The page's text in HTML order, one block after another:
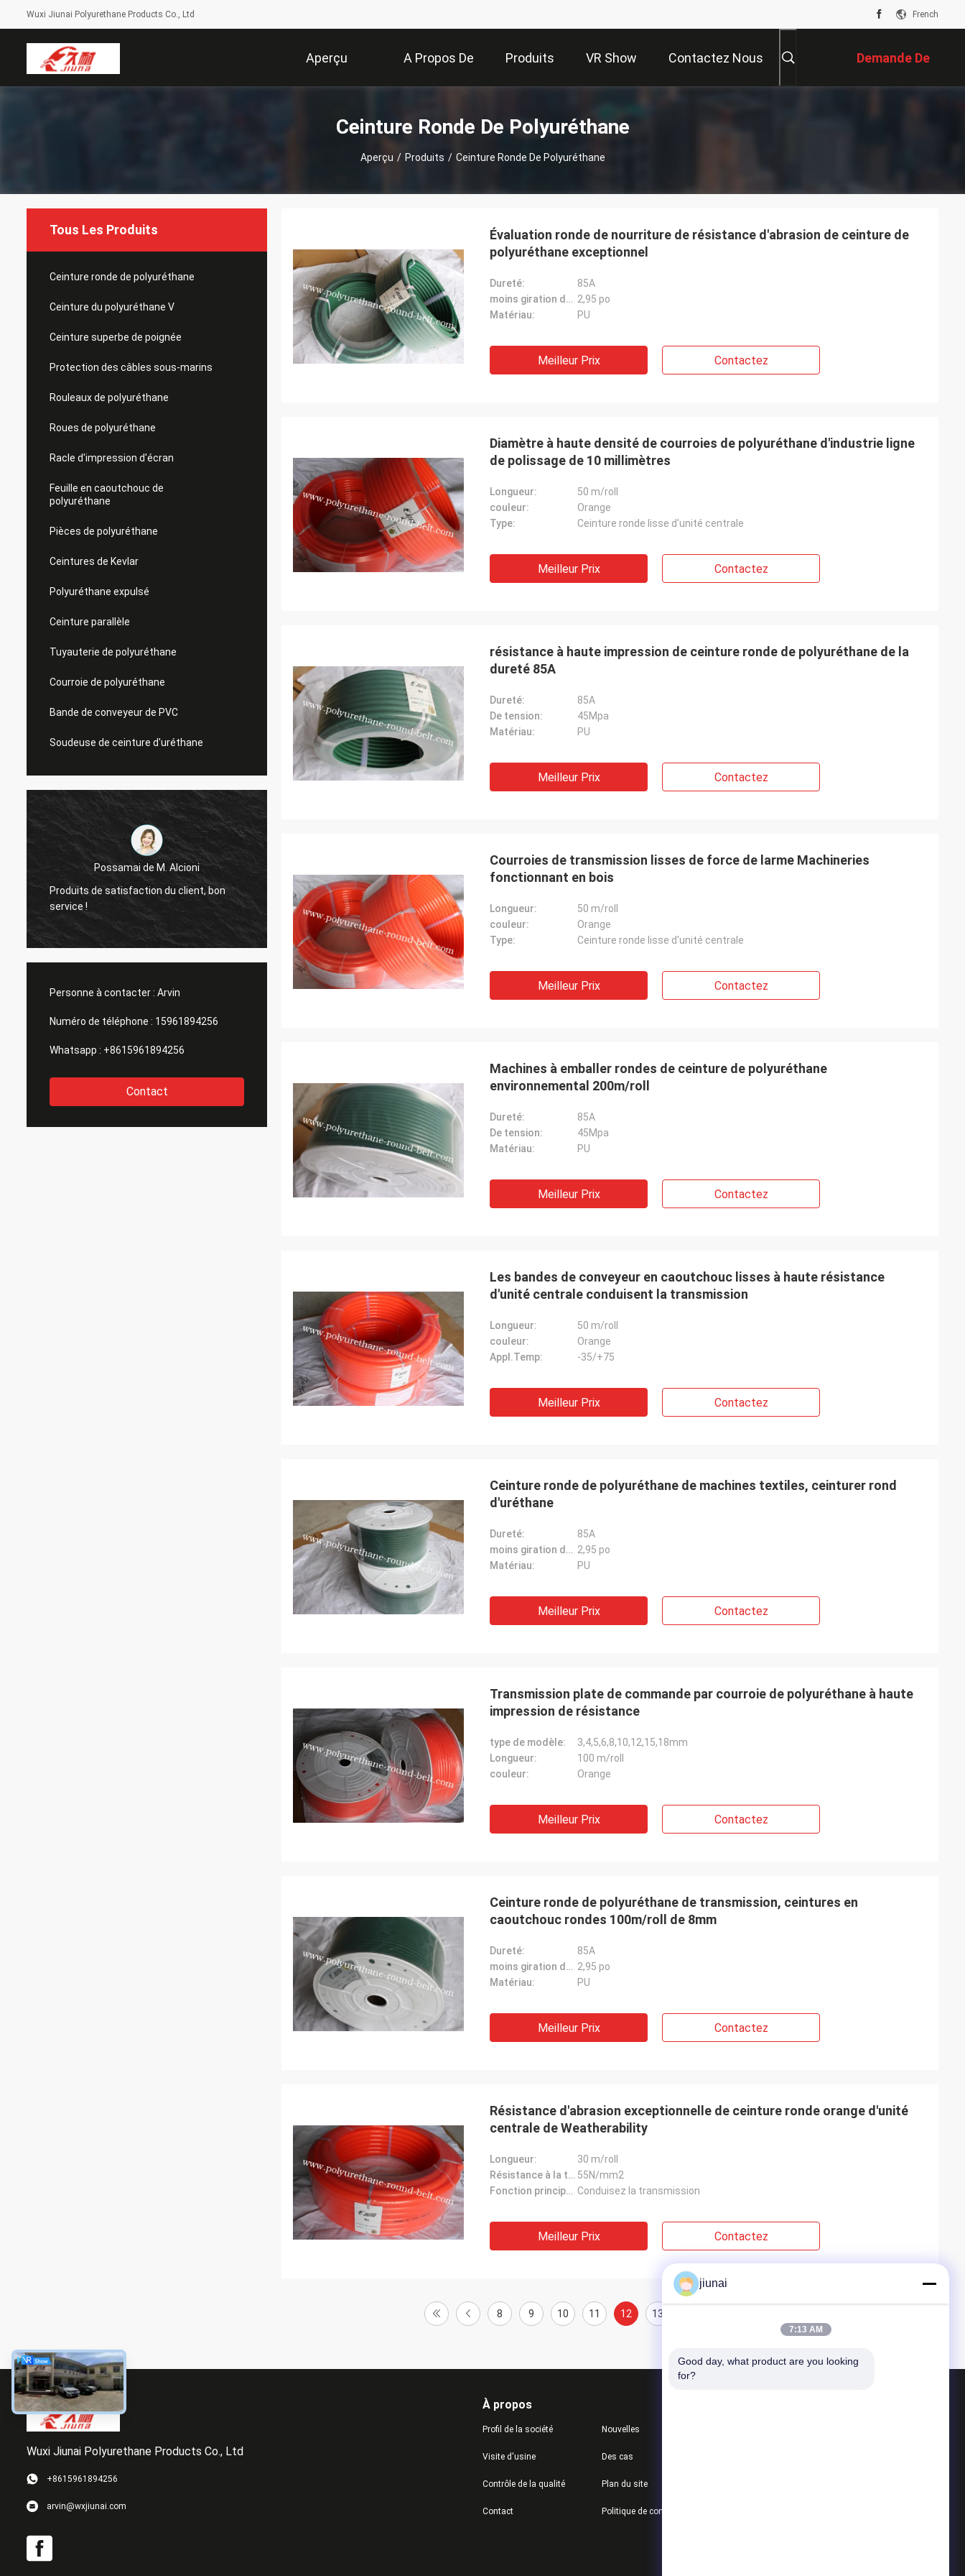
Wuxi Jiunai Polyurethane Products Co., Ltd French
Aperçu A Propos De
Nous
Produits VR Show Contactez Nous Demande De
Soumission
Ceinture Ronde De Polyuréthane
Aperçu / Produits / Ceinture Ronde De Polyuréthane
Tous Les Produits
Ceinture ronde de polyuréthane
Ceinture du polyuréthane V
Ceinture superbe de poignée
Protection des câbles sous-marins
Rouleaux de polyuréthane
Roues de polyuréthane
Racle d'impression d'écran
Feuille en caoutchouc de
polyuréthane
Pièces de polyuréthane
Ceintures de Kevlar
Polyuréthane expulsé
Ceinture parallèle
Tuyauterie de polyuréthane
Courroie de polyuréthane
Bande de conveyeur de PVC
Soudeuse de ceinture d'uréthane
Possamai de M. Alcioni
Produits de satisfaction du client, bon
service !
nous sommes très impressionnés de la
qualité des ceintures que vous avez
produites.
M. jone
marchés.
Possamai de M. Alcioni
Personne à contacter : Arvin
Numéro de téléphone : 15961894256
Whatsapp : +8615961894256
Contact
Évaluation ronde de nourriture de résistance d'abrasion de ceinture de
polyuréthane exceptionnel
Dureté:
85A
moins giration de rayon: 2,95 po
Matériau:
PU
Meilleur Prix Contactez
Diamètre à haute densité de courroies de polyuréthane d'industrie ligne
de polissage de 10 millimètres
Longueur:
50 m/roll
couleur:
Orange
Type:
Ceinture ronde lisse d'unité centrale
Meilleur Prix Contactez
résistance à haute impression de ceinture ronde de polyuréthane de la
dureté 85A
Dureté:
85A
De tension:
45Mpa
Matériau:
PU
Meilleur Prix Contactez
Courroies de transmission lisses de force de larme Machineries
fonctionnant en bois
Longueur:
50 m/roll
couleur:
Orange
Type:
Ceinture ronde lisse d'unité centrale
Meilleur Prix Contactez
Machines à emballer rondes de ceinture de polyuréthane
environnemental 200m/roll
Dureté:
85A
De tension:
45Mpa
Matériau:
PU
Meilleur Prix Contactez
Les bandes de conveyeur en caoutchouc lisses à haute résistance
d'unité centrale conduisent la transmission
Longueur:
50 m/roll
couleur:
Orange
Appl.Temp:
-35/+75
Meilleur Prix Contactez
Ceinture ronde de polyuréthane de machines textiles, ceinturer rond
d'uréthane
Dureté:
85A
moins giration de rayon: 2,95 po
Matériau:
PU
Meilleur Prix Contactez
Transmission plate de commande par courroie de polyuréthane à haute
impression de résistance
type de modèle:
3,4,5,6,8,10,12,15,18mm
Longueur:
100 m/roll
couleur:
Orange
Meilleur Prix Contactez
Ceinture ronde de polyuréthane de transmission, ceintures en
caoutchouc rondes 100m/roll de 8mm
Dureté:
85A
moins giration de rayon: 2,95 po
Matériau:
PU
Meilleur Prix Contactez
Résistance d'abrasion exceptionnelle de ceinture ronde orange d'unité
centrale de Weatherability
Longueur:
30 m/roll
Résistance à la traction: 55N/mm2
Fonction principale: Conduisez la transmission
Meilleur Prix Contactez
8 9 10 11 12 13
Wuxi Jiunai Polyurethane Products Co., Ltd
+8615961894256
arvin@wxjiunai.com
À propos
Profil de la société
Visite d'usine
Contrôle de la qualité
Contact
Nouvelles
Des cas
Plan du site
jiunai
7:13 AM
Good day, what product are you looking
for?